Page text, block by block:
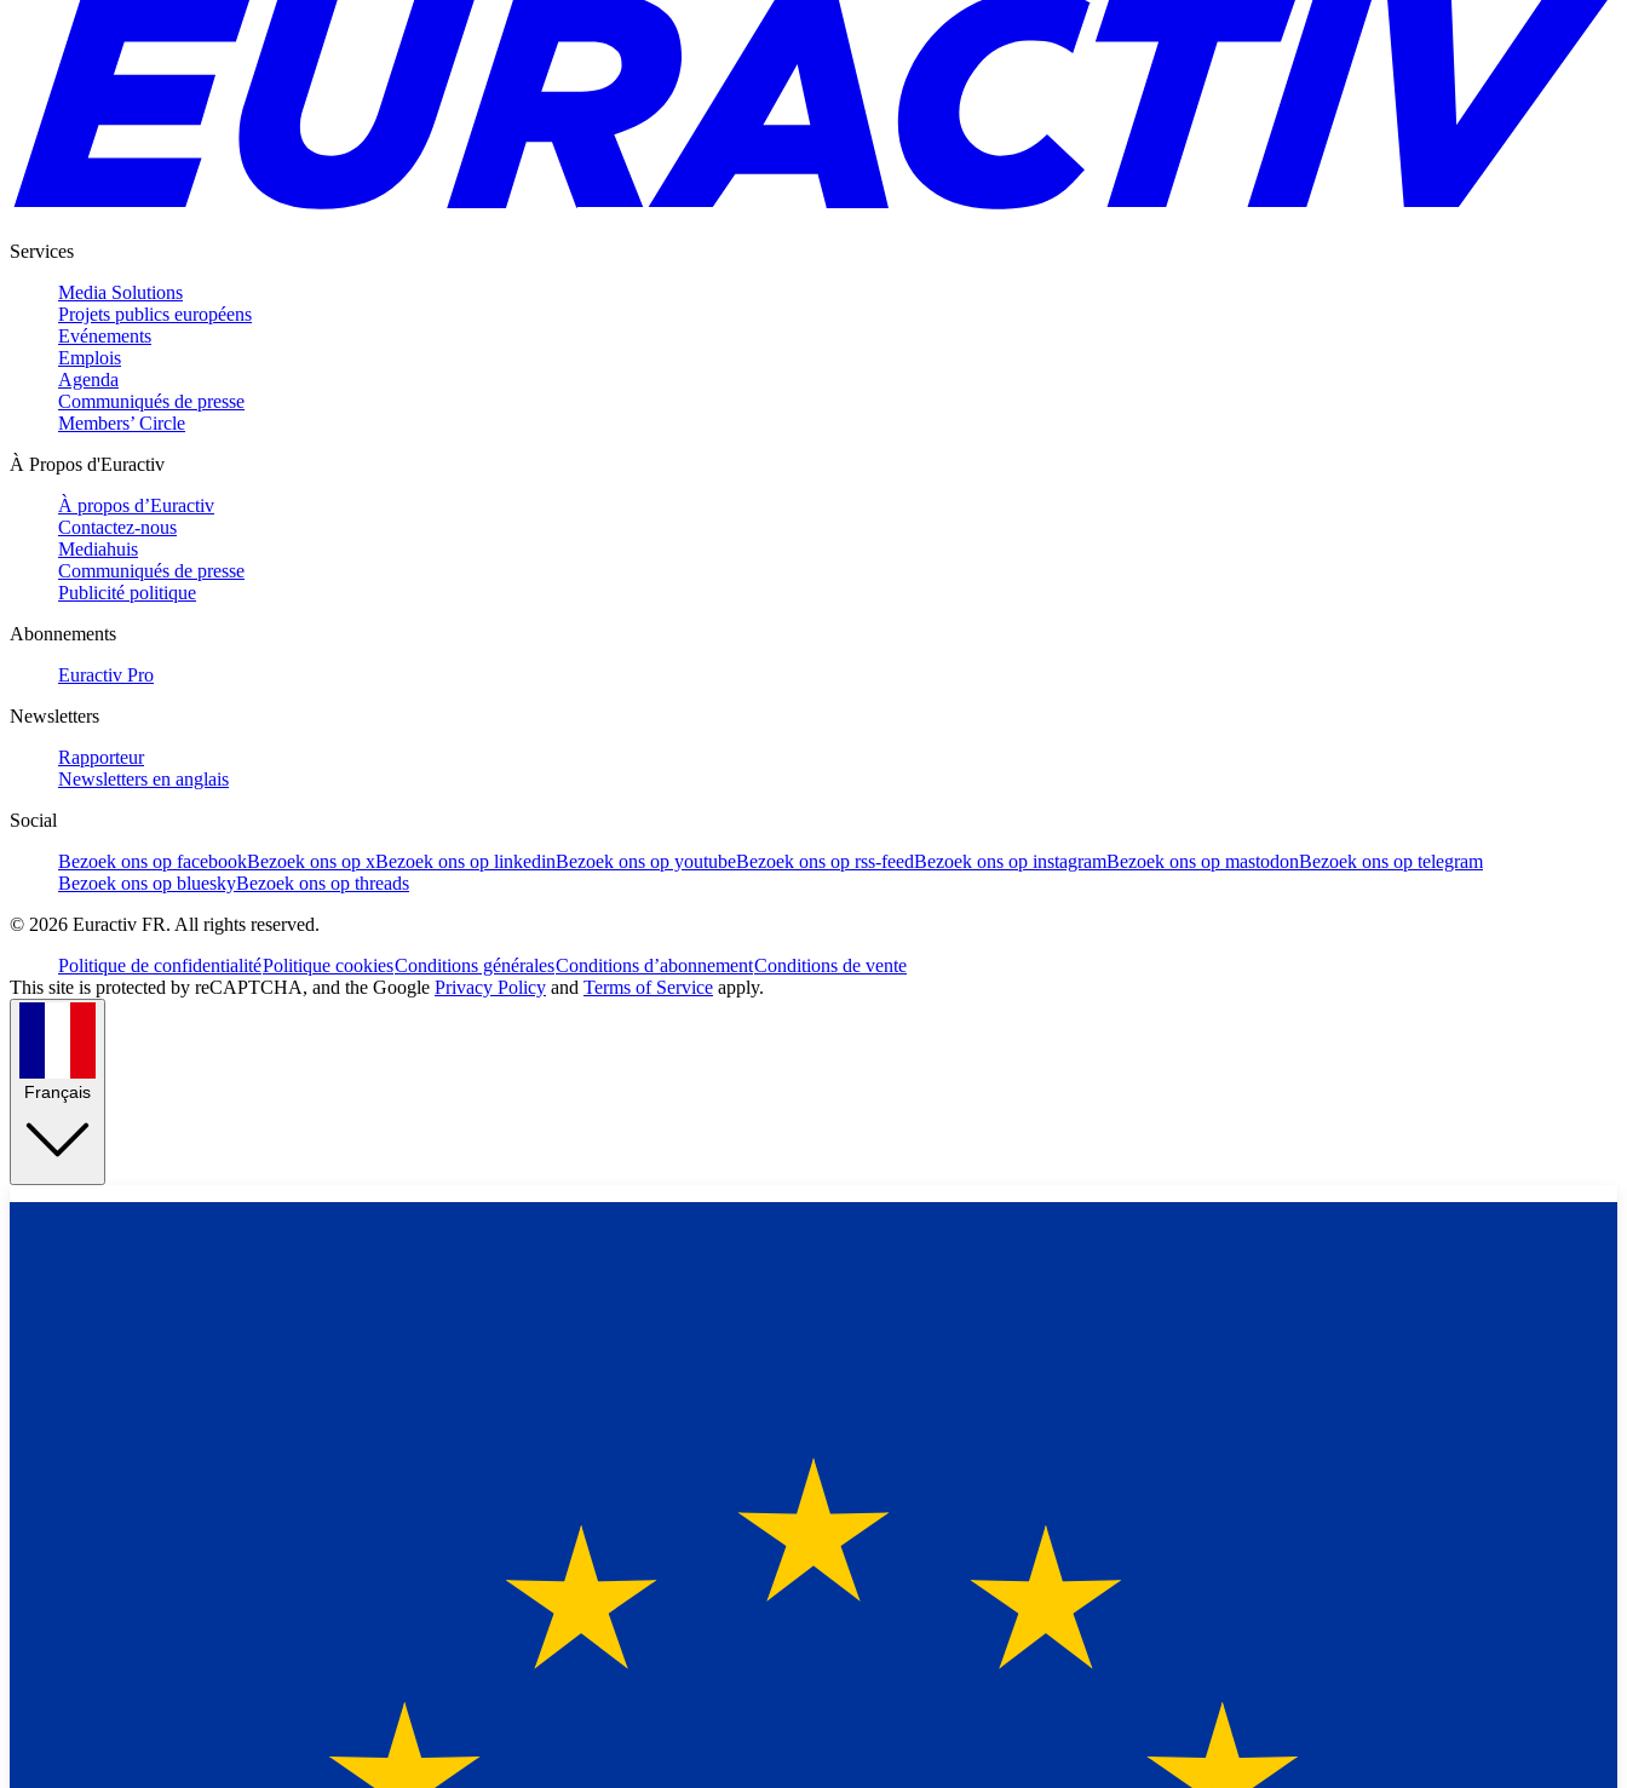
Services
Media Solutions
Projets publics européens
Evénements
Emplois
Agenda
Communiqués de presse
Members’ Circle
À Propos d'Euractiv
À propos d’Euractiv
Contactez-nous
Mediahuis
Communiqués de presse
Publicité politique
Abonnements
Euractiv Pro
Newsletters
Rapporteur
Newsletters en anglais
Social
Bezoek ons op facebookBezoek ons op xBezoek ons op linkedinBezoek ons op youtubeBezoek ons op rss-feedBezoek ons op instagramBezoek ons op mastodonBezoek ons op telegram
Bezoek ons op blueskyBezoek ons op threads
© 2026 Euractiv FR. All rights reserved.
Politique de confidentialitéPolitique cookiesConditions généralesConditions d’abonnementConditions de vente
This site is protected by reCAPTCHA, and the Google Privacy Policy and Terms of Service apply.
Français